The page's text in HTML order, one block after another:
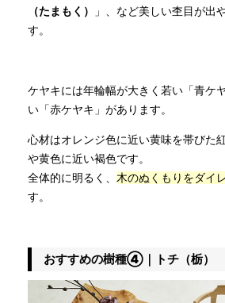
（たまもく）
」、など美しい杢目が出
す。
ケヤキには年輪幅が大きく若い「青ケ
い「赤ケヤキ」があります。
心材はオレンジ色に近い黄味を帯びた
や黄色に近い褐色です。
全体的に明るく、 木のぬくもりをダイ
す。
おすすめの樹種④｜トチ（栃）